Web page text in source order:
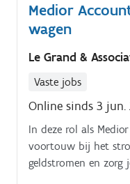
Medior
wagen
Le Grand &
Vaste jobs
Online sinds 3 jun.
In deze rol als
voortouw bij het
geldstromen en zorg